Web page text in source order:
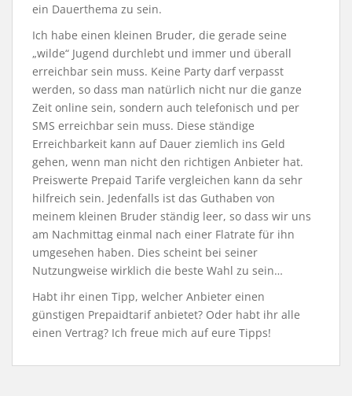
ein Dauerthema zu sein.
Ich habe einen kleinen Bruder, die gerade seine
„wilde“ Jugend durchlebt und immer und überall
erreichbar sein muss. Keine Party darf verpasst
werden, so dass man natürlich nicht nur die ganze
Zeit online sein, sondern auch telefonisch und per
SMS erreichbar sein muss. Diese ständige
Erreichbarkeit kann auf Dauer ziemlich ins Geld
gehen, wenn man nicht den richtigen Anbieter hat.
Preiswerte Prepaid Tarife vergleichen kann da sehr
hilfreich sein. Jedenfalls ist das Guthaben von
meinem kleinen Bruder ständig leer, so dass wir uns
am Nachmittag einmal nach einer Flatrate für ihn
umgesehen haben. Dies scheint bei seiner
Nutzungweise wirklich die beste Wahl zu sein…
Habt ihr einen Tipp, welcher Anbieter einen
günstigen Prepaidtarif anbietet? Oder habt ihr alle
einen Vertrag? Ich freue mich auf eure Tipps!